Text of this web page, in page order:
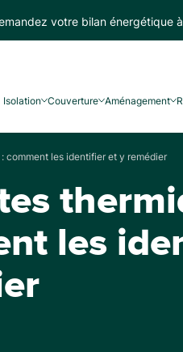
votre bilan énergétique
Isolation Couverture Aménagement
comment les identifier et y remédier
les